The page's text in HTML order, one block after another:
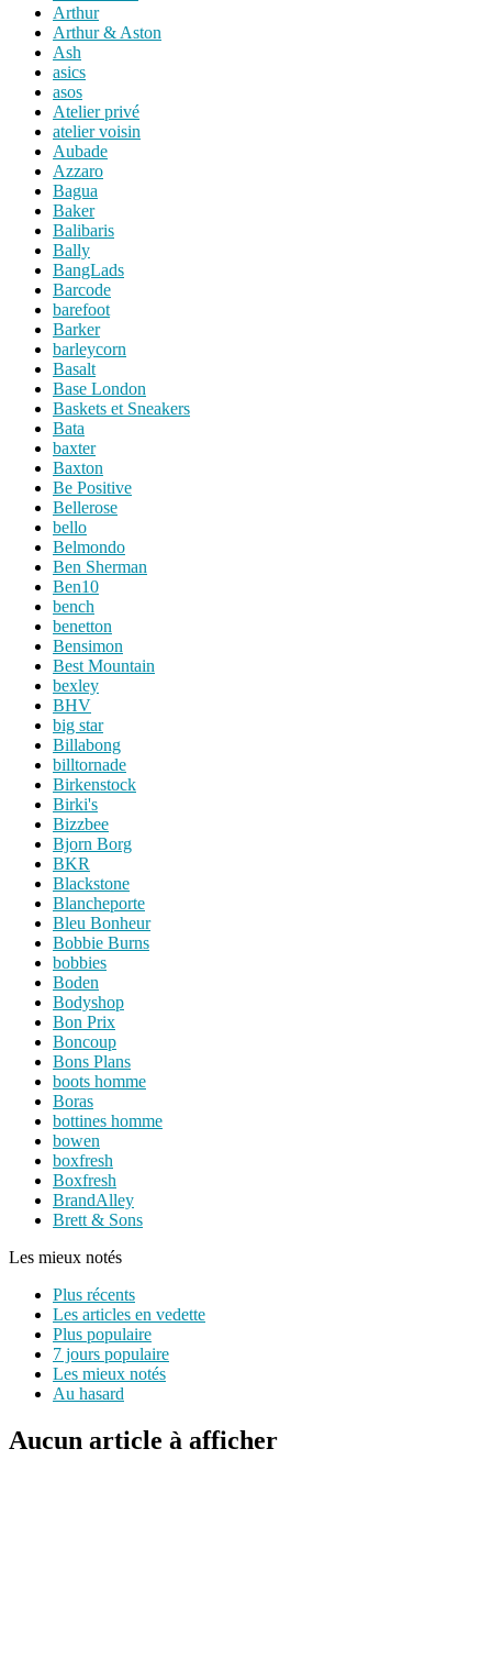
Arthur
Arthur & Aston
Ash
asics
asos
Atelier privé
atelier voisin
Aubade
Azzaro
Bagua
Baker
Balibaris
Bally
BangLads
Barcode
barefoot
Barker
barleycorn
Basalt
Base London
Baskets et Sneakers
Bata
baxter
Baxton
Be Positive
Bellerose
bello
Belmondo
Ben Sherman
Ben10
bench
benetton
Bensimon
Best Mountain
bexley
BHV
big star
Billabong
billtornade
Birkenstock
Birki's
Bizzbee
Bjorn Borg
BKR
Blackstone
Blancheporte
Bleu Bonheur
Bobbie Burns
bobbies
Boden
Bodyshop
Bon Prix
Boncoup
Bons Plans
boots homme
Boras
bottines homme
bowen
boxfresh
Boxfresh
BrandAlley
Brett & Sons
Les mieux notés
Plus récents
Les articles en vedette
Plus populaire
7 jours populaire
Les mieux notés
Au hasard
Aucun article à afficher